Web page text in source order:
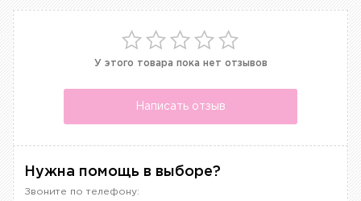
У этого товара пока нет отзывов
Написать отзыв
Нужна помощь в выборе?
Звоните по телефону: